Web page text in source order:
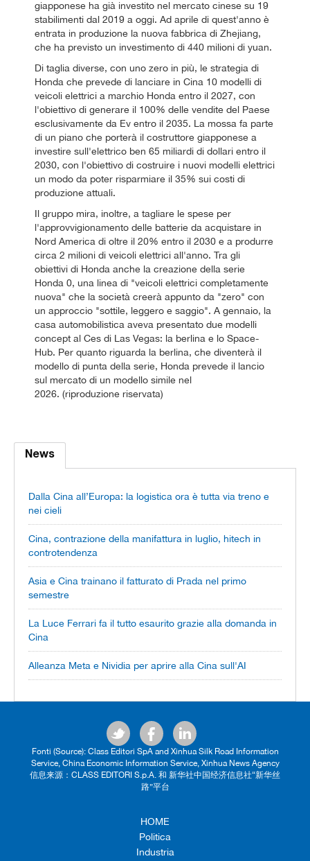
giapponese ha già investito nel mercato cinese su 19
stabilimenti dal 2019 a oggi. Ad aprile di quest'anno è
entrata in produzione la nuova fabbrica di Zhejiang,
che ha previsto un investimento di 440 milioni di yuan.
Di taglia diverse, con uno zero in più, le strategia di
Honda che prevede di lanciare in Cina 10 modelli di
veicoli elettrici a marchio Honda entro il 2027, con
l'obiettivo di generare il 100% delle vendite del Paese
esclusivamente da Ev entro il 2035. La mossa fa parte
di un piano che porterà il costruttore giapponese a
investire sull'elettrico ben 65 miliardi di dollari entro il
2030, con l'obiettivo di costruire i nuovi modelli elettrici
un modo da poter risparmiare il 35% sui costi di
produzione attuali.
Il gruppo mira, inoltre, a tagliare le spese per
l'approvvigionamento delle batterie da acquistare in
Nord America di oltre il 20% entro il 2030 e a produrre
circa 2 milioni di veicoli elettrici all'anno. Tra gli
obiettivi di Honda anche la creazione della serie
Honda 0, una linea di "veicoli elettrici completamente
nuova" che la società creerà appunto da "zero" con
un approccio "sottile, leggero e saggio". A gennaio, la
casa automobilistica aveva presentato due modelli
concept al Ces di Las Vegas: la berlina e lo Space-
Hub. Per quanto riguarda la berlina, che diventerà il
modello di punta della serie, Honda prevede il lancio
sul mercato di un modello simile nel
2026. (riproduzione riservata)
News
Dalla Cina all’Europa: la logistica ora è tutta via treno e
nei cieli
Cina, contrazione della manifattura in luglio, hitech in
controtendenza
Asia e Cina trainano il fatturato di Prada nel primo
semestre
La Luce Ferrari fa il tutto esaurito grazie alla domanda in
Cina
Alleanza Meta e Nividia per aprire alla Cina sull'AI
Fonti (Source): Class Editori SpA and Xinhua Silk Road Information
Service, China Economic Information Service, Xinhua News Agency
信息来源：CLASS EDITORI S.p.A. 和 新华社中国经济信息社“新华丝
路”平台
HOME
Politica
Industria